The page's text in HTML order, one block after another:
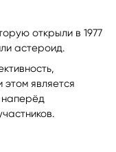
открыли в 1977
астероид.
является
наперёд